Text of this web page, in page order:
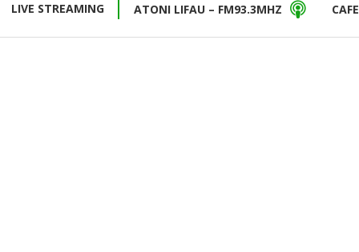
LIVE STREAMING ATONI LIFAU – FM93.3MHZ